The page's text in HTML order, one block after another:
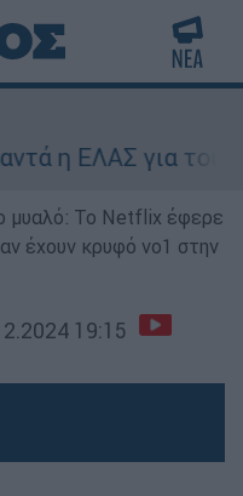
η ΕΛΑΣ για τους 8
μυαλό: Το Netflix έφερε
έχουν κρυφό νο1 στην
19:15